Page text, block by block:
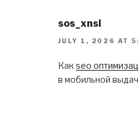
sos_xnsi
JULY 1, 2026 AT
Как seo
в мобильной